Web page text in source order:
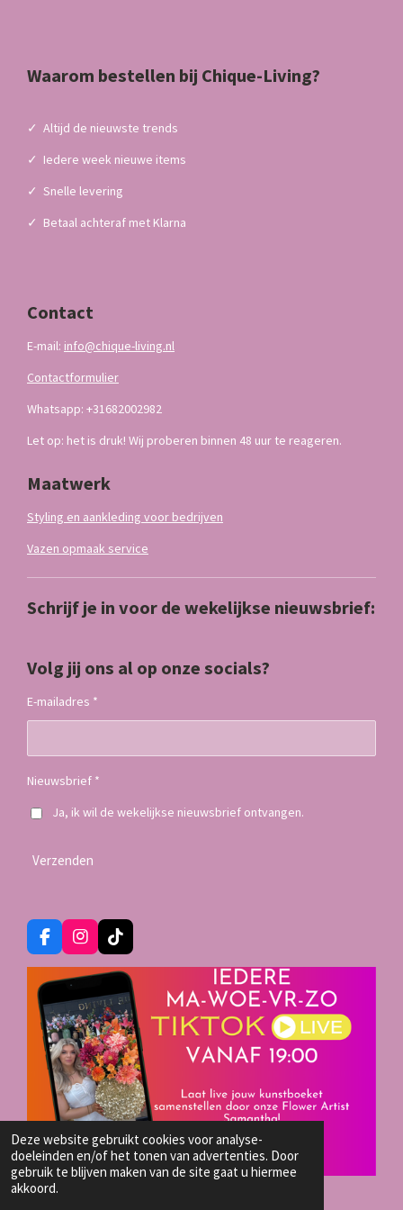
Deze website gebruikt cookies voor analyse-
doeleinden en/of het tonen van advertenties. Door
gebruik te blijven maken van de site gaat u hiermee
akkoord.
Waarom bestellen bij Chique-Living?
✓ Altijd de nieuwste trends
✓ Iedere week nieuwe items
✓ Snelle levering
✓ Betaal achteraf met Klarna
Contact
E-mail: info@chique-living.nl
Contactformulier
Whatsapp: +31682002982
Let op: het is druk! Wij proberen binnen 48 uur te reageren.
Maatwerk
Styling en aankleding voor bedrijven
Vazen opmaak service
Schrijf je in voor de wekelijkse nieuwsbrief:
Volg jij ons al op onze socials?
E-mailadres *
Nieuwsbrief *
Ja, ik wil de wekelijkse nieuwsbrief ontvangen.
Verzenden
F
a
b
o
o
k
I
n
s
a
g
r
a
m
T
i
k
T
o
k
TIKTOK LIVE SHOP